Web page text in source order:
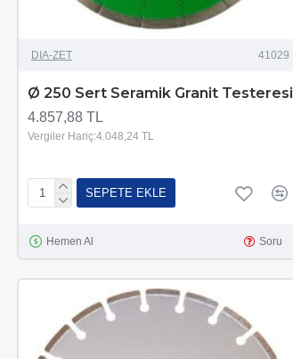
DIA-ZET 41029
Ø 250 Sert Seramik Granit Testeresi
4.857,88 TL
Vergiler Hariç:4.048,24 TL
SEPETE EKLE
Hemen Al Soru